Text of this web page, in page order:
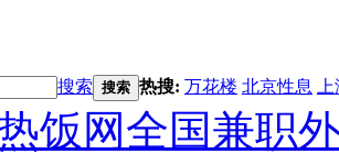
搜索 搜索 热搜: 万花楼 北京性息
饭网全国兼职